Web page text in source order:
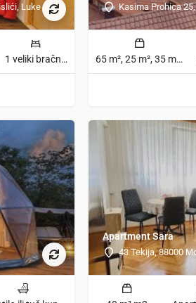
Luke
1 veliki bračni krevet ležaja
Kasima Prohica
65 m², 25 m², 35 m² m2
Apartment Sara
43 Tekija, 88000